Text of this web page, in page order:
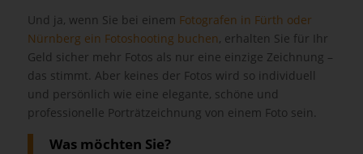
Und ja, wenn Sie bei einem Fotografen in Fürth oder
Nürnberg ein Fotoshooting buchen, erhalten Sie für Ihr
Geld sicher mehr Fotos als nur eine einzige Zeichnung –
das stimmt. Aber keines der Fotos wird so individuell
und persönlich wie eine elegante, schöne und
professionelle Porträtzeichnung von einem Foto sein.
Was möchten Sie?